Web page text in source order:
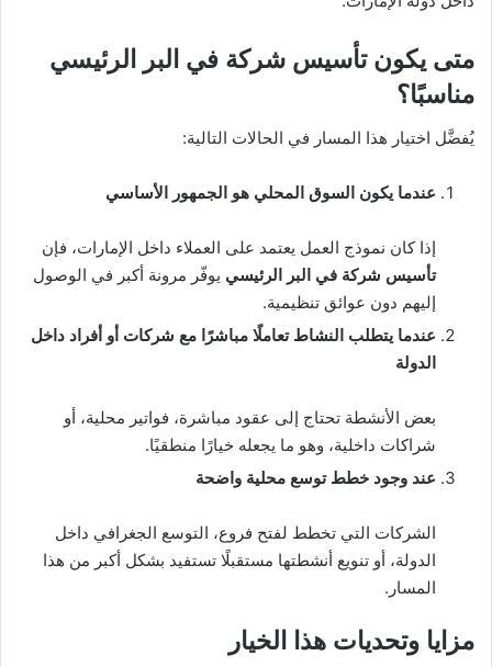
متى يكون تأسيس شركة في البر الرئيسي
مناسبًا؟
يُفضَّل اختيار هذا المسار في الحالات التالية:
عندما يكون السوق المحلي هو الجمهور الأساسي
إذا كان نموذج العمل يعتمد على العملاء داخل الإمارات، فإن
تأسيس شركة في البر الرئيسي يوفّر مرونة أكبر في الوصول
إليهم دون عوائق تنظيمية.
عندما يتطلب النشاط تعاملًا مباشرًا مع شركات أو أفراد داخل
الدولة
بعض الأنشطة تحتاج إلى عقود مباشرة، فواتير محلية، أو
شراكات داخلية، وهو ما يجعله خيارًا منطقيًا.
عند وجود خطط توسع محلية واضحة
الشركات التي تخطط لفتح فروع، التوسع الجغرافي داخل
الدولة، أو تنويع أنشطتها مستقبلًا تستفيد بشكل أكبر من هذا
المسار.
مزايا وتحديات هذا الخيار